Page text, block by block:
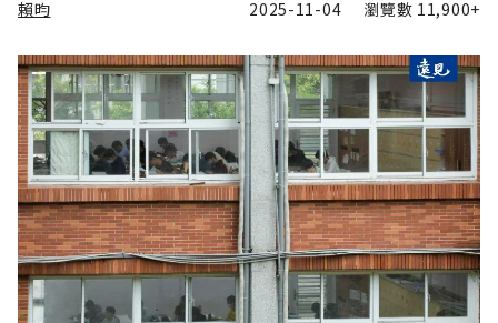
賴昀 2025-11-04 瀏覽數 11,900+